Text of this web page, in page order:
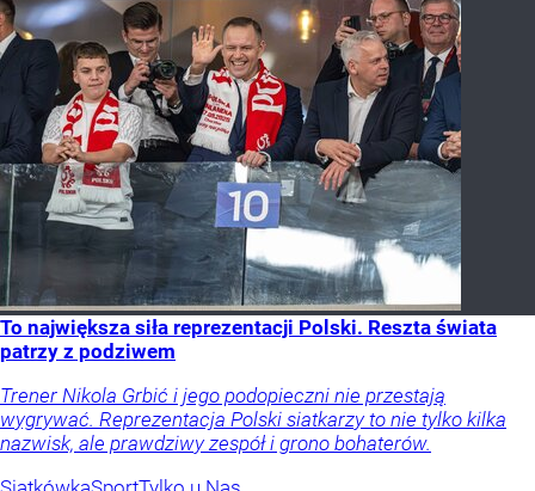
To największa siła reprezentacji Polski. Reszta świata
patrzy z podziwem
Trener Nikola Grbić i jego podopieczni nie przestają
wygrywać. Reprezentacja Polski siatkarzy to nie tylko kilka
nazwisk, ale prawdziwy zespół i grono bohaterów.